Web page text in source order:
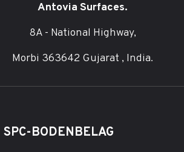
Antovia Surfaces.
8A - National Highway,
Morbi 363642 Gujarat , India.
SPC-BODENBELAG